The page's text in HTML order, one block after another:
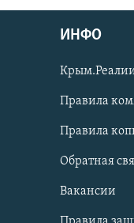
ИНФО
Правила
Правила
Обратная
Вакансии